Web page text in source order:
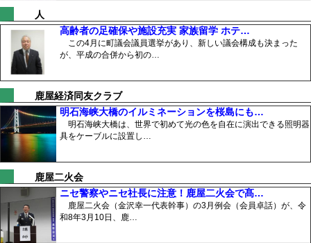
人
高齢者の足確保や施設充実 家族留学 ホテ…
この4月に町議会議員選挙があり、新しい議会構成も決まった
が、平成の合併から初の…
鹿屋経済同友クラブ
明石海峡大橋のイルミネーションを桜島にも…
明石海峡大橋は、世界で初めて光の色を自在に演出できる照明器
具をケーブルに設置し…
鹿屋二火会
ニセ警察やニセ社長に注意！鹿屋二火会で髙…
鹿屋二火会（金沢幸一代表幹事）の3月例会（会員卓話）が、令
和8年3月10日、鹿…